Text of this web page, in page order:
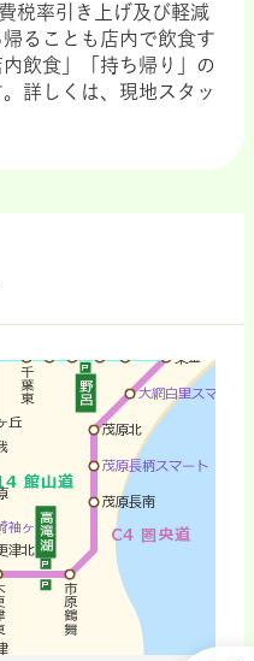
税率引き上げ及び軽減
ることも店内で飲食す
飲食」「持ち帰り」の
詳しくは、現地スタッ